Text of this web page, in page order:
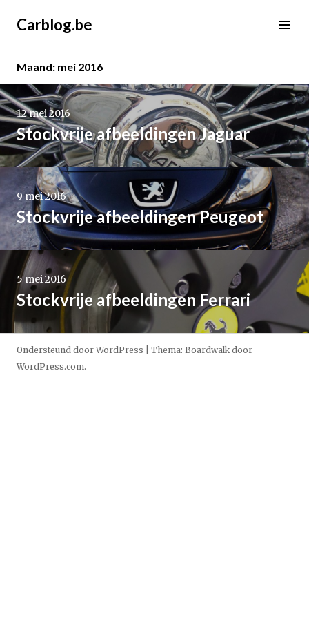
naarCarblog.be
Maand: mei 2016
12 mei 2016
Stockvrije afbeeldingen Jaguar
Lees
verder
→
9 mei 2016
Stockvrije afbeeldingen Peugeot
verder
→
5 mei 2016
Stockvrije afbeeldingen Ferrari
Lees
verder
Ondersteund door WordPress
Thema: Boardwalk door
WordPress.com.